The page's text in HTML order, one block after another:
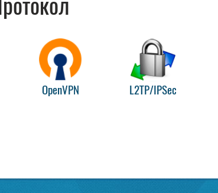
Протокол
OpenVPN L2TP/IPSec